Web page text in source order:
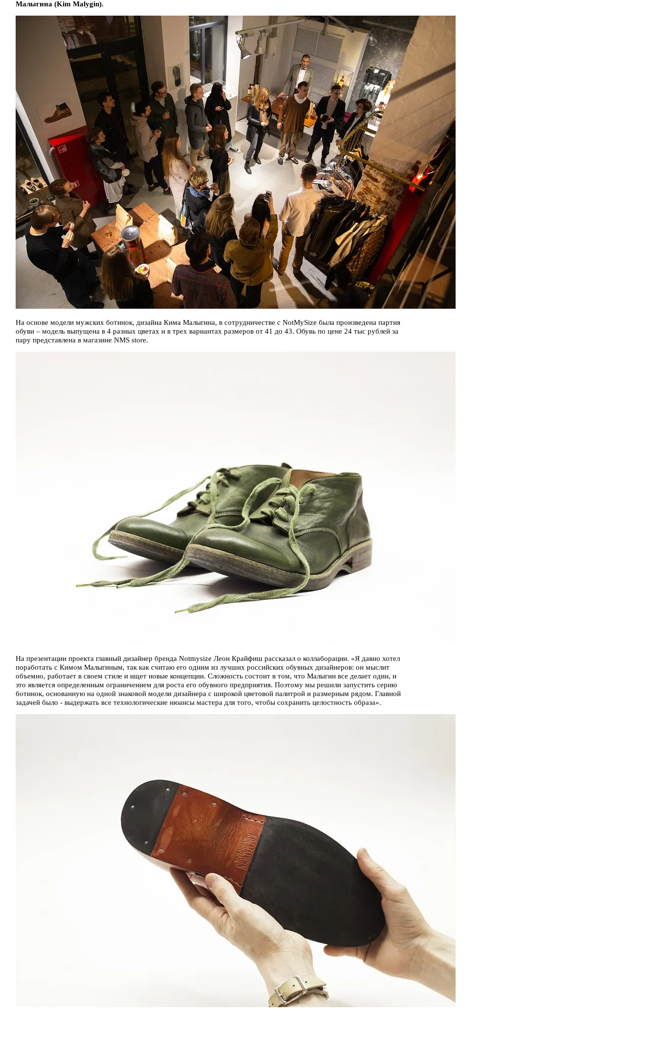
Малыгина (Kim Malygin).
На основе модели мужских ботинок, дизайна Кима Малыгина, в сотрудничестве с NotMySize была произведена партия
обуви – модель выпущена в 4 разных цветах и в трех вариантах размеров от 41 до 43. Обувь по цене 24 тыс рублей за
пару представлена в магазине NMS store.
На презентации проекта главный дизайнер бренда Notmysize Леон Крайфиш рассказал о коллаборации. «Я давно хотел
поработать с Кимом Малыгиным, так как считаю его одним из лучших российских обувных дизайнеров: он мыслит
объемно, работает в своем стиле и ищет новые концепции. Сложность состоит в том, что Малыгин все делает один, и
это является определенным ограничением для роста его обувного предприятия. Поэтому мы решили запустить серию
ботинок, основанную на одной знаковой модели дизайнера с широкой цветовой палитрой и размерным рядом. Главной
задачей было - выдержать все технологические нюансы мастера для того, чтобы сохранить целостность образа».